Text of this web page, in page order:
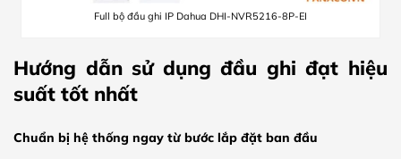
Full bộ đầu ghi IP Dahua DHI-NVR5216-8P-EI
Hướng dẫn sử dụng đầu ghi đạt hiệu
suất tốt nhất
Chuẩn bị hệ thống ngay từ bước lắp đặt ban đầu